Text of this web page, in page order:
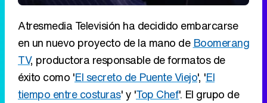
Atresmedia Televisión ha decidido embarcarse
en un nuevo proyecto de la mano de Boomerang
TV, productora responsable de formatos de
éxito como 'El secreto de Puente Viejo', 'El
tiempo entre costuras' y 'Top Chef'. El grupo de